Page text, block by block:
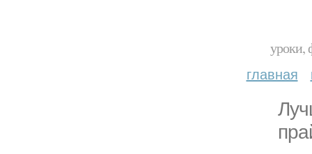
уроки,
главная